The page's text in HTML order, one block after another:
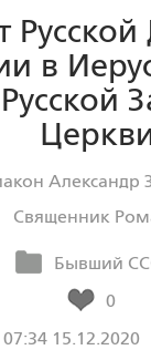
в
Александр
Священник
Бывший
0
07:34 15.12.2020